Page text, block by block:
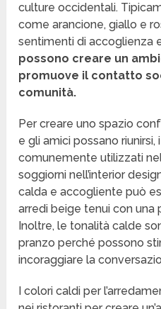
culture occidentali.
come arancione, giallo e
sentimenti di accoglienza
possono creare un
promuove il contatto
comunità.
Per creare uno spazio
e gli amici possano riunirsi,
comunemente utilizzati
soggiorni nell’interior
calda e accogliente può
arredi beige tenui con una
Inoltre, le tonalità calde
pranzo perché possono
incoraggiare la
I colori caldi per